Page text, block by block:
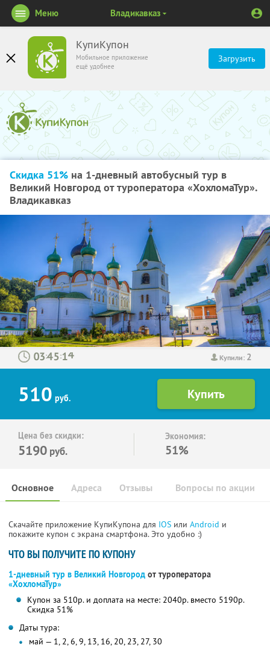
КупиКупон
Мобильное приложение
ещё удобнее
Загрузить
Меню Владикавказ
Скидка 51% на 1-дневный автобусный тур в
Великий Новгород от туроператора «ХохломаТур».
Владикавказ
Купили: 2
: :
510 руб.
Цена без скидки:
5190 руб.
Экономия:
51%
Основное Отзывы Вопросы по акции
Адреса
Скачайте приложение КупиКупона для IOS или Android и
покажите купон с экрана смартфона. Это удобно :)
ЧТО ВЫ ПОЛУЧИТЕ ПО КУПОНУ
1-дневный тур в Великий Новгород от туроператора
«ХохломаТур»
Купон за 510р. и доплата на месте: 2040р. вместо 5190р.
Скидка 51%
Даты тура:
май — 1, 2, 6, 9, 13, 16, 20, 23, 27, 30